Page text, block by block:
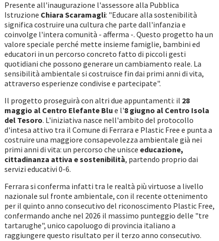
Presente all'inaugurazione l'assessore alla Pubblica
Istruzione Chiara Scaramagli: "Educare alla sostenibilità
significa costruire una cultura che parte dall'infanzia e
coinvolge l'intera comunità - afferma -. Questo progetto ha un
valore speciale perché mette insieme famiglie, bambini ed
educatori in un percorso concreto fatto di piccoli gesti
quotidiani che possono generare un cambiamento reale. La
sensibilità ambientale si costruisce fin dai primi anni di vita,
attraverso esperienze condivise e partecipate".
Il progetto proseguirà con altri due appuntamenti: il 28
maggio al Centro Elefante Blu e l'8 giugno al Centro Isola
del Tesoro. L'iniziativa nasce nell'ambito del protocollo
d'intesa attivo tra il Comune di Ferrara e Plastic Free e punta a
costruire una maggiore consapevolezza ambientale già nei
primi anni di vita: un percorso che unisce educazione,
cittadinanza attiva e sostenibilità, partendo proprio dai
servizi educativi 0-6.
Ferrara si conferma infatti tra le realtà più virtuose a livello
nazionale sul fronte ambientale, con il recente ottenimento
per il quinto anno consecutivo del riconoscimento Plastic Free,
confermando anche nel 2026 il massimo punteggio delle "tre
tartarughe", unico capoluogo di provincia italiano a
raggiungere questo risultato per il terzo anno consecutivo.